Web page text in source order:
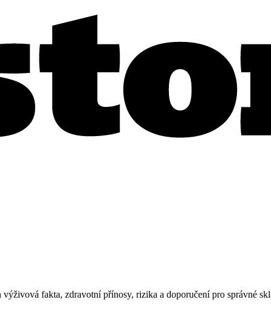
fakta, zdravotní přínosy, rizika a doporučení pro správné